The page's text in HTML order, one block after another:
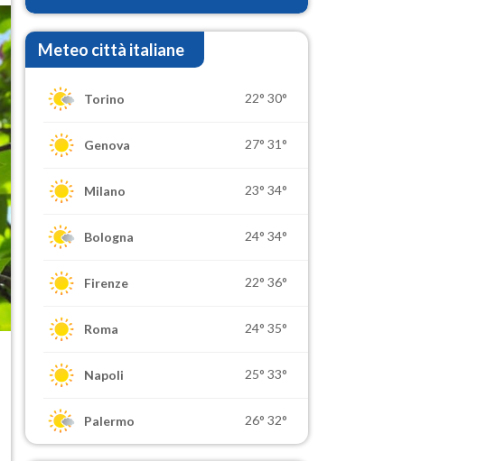
Meteo città italiane
Torino 22° 30°
Genova 27° 31°
Milano 23° 34°
Bologna 24° 34°
Firenze 22° 36°
Roma 24° 35°
Napoli 25° 33°
Palermo 26° 32°